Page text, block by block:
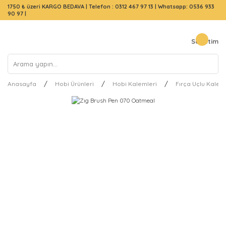
1750 ₺ üzeri KARGO BEDAVA | Telefon : 0312 467 97 13 | Whatsapp: 0536 933
90 97 |
Sepetim
Anasayfa Hobi Ürünleri Hobi Kalemleri Fırça Uçlu